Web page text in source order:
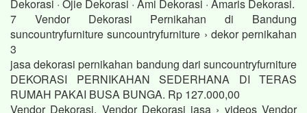
Dekorasi · Ojie Dekorasi · Ami Dekorasi · Amaris Dekorasi.
7 Vendor Dekorasi Pernikahan di Bandung
suncountryfurniture suncountryfurniture › dekor pernikahan
3
jasa dekorasi pernikahan bandung dari suncountryfurniture
DEKORASI PERNIKAHAN SEDERHANA DI TERAS
RUMAH PAKAI BUSA BUNGA. Rp 127.000,00
Vendor Dekorasi, Vendor Dekorasi jasa › videos Vendor